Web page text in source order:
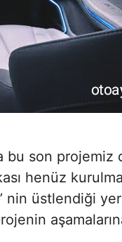
bu son projemiz
henüz
nin üstlendiği